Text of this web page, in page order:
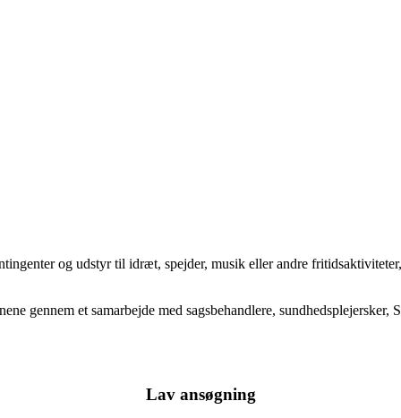
og udstyr til idræt, spejder, musik eller andre
gennem et samarbejde med sagsbehandlere,
Lav ansøgning